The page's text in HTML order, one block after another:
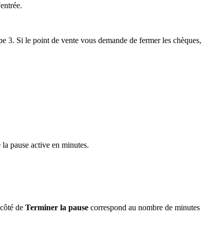
3. Si le point de vente vous demande de fermer les chèques,
pause active en minutes.
de Terminer la pause correspond au nombre de minutes